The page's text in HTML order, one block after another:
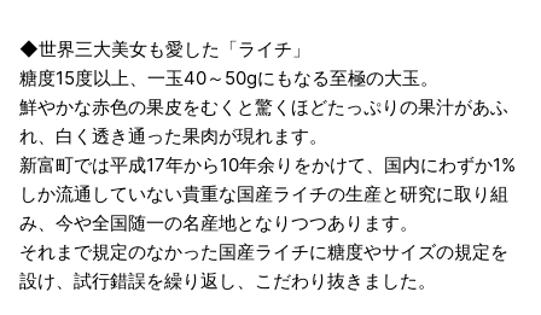
◆世界三大美女も愛した「ライチ」
糖度15度以上、一玉40～50gにもなる至極の大玉。
鮮やかな赤色の果皮をむくと驚くほどたっぷりの果汁があふ
れ、白く透き通った果肉が現れます。
新富町では平成17年から10年余りをかけて、国内にわずか1%
しか流通していない貴重な国産ライチの生産と研究に取り組
み、今や全国随一の名産地となりつつあります。
それまで規定のなかった国産ライチに糖度やサイズの規定を
設け、試行錯誤を繰り返し、こだわり抜きました。